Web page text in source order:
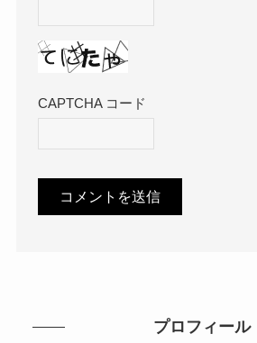
CAPTCHA コード
プロフィール